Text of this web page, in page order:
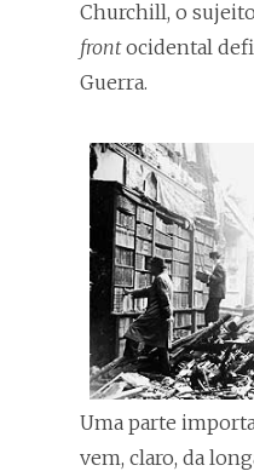
Churchill, o
frontocidental
Guerra.
Uma parte
vem, claro, da